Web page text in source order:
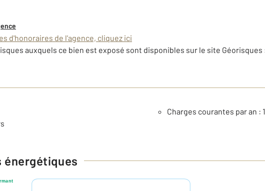
d'honoraires de l'agence, cliquez ici
auxquels ce bien est exposé sont disponibles sur le site Géorisques
Charges courantes par an :
énergétiques